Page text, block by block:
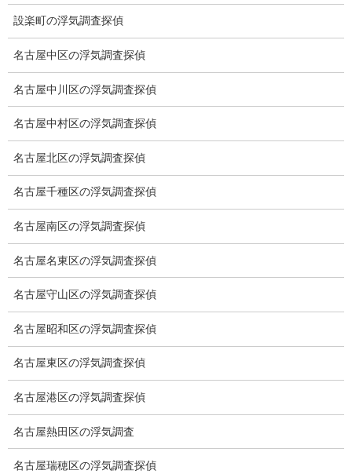
弁護士紹介
浮気調査
浮気調査プランのご案内
浮気調査の相場
調査費用と調査日数の目安
浮気調査料金の比較例
GPS検索調査
GPS調査
車両調査
浮気調査地域
別れさせ屋
設楽町の浮気調査探偵
名古屋中区の浮気調査探偵
名古屋中川区の浮気調査探偵
名古屋中村区の浮気調査探偵
名古屋北区の浮気調査探偵
名古屋千種区の浮気調査探偵
名古屋南区の浮気調査探偵
名古屋名東区の浮気調査探偵
名古屋守山区の浮気調査探偵
名古屋昭和区の浮気調査探偵
名古屋東区の浮気調査探偵
名古屋港区の浮気調査探偵
名古屋熱田区の浮気調査
名古屋瑞穂区の浮気調査探偵